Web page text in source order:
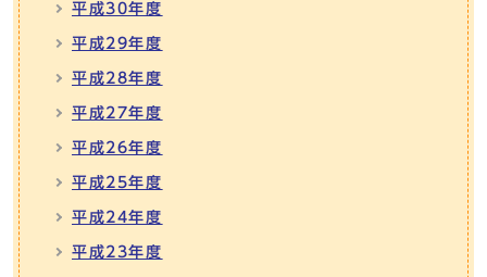
平成30年度
平成29年度
平成28年度
平成27年度
平成26年度
平成25年度
平成24年度
平成23年度